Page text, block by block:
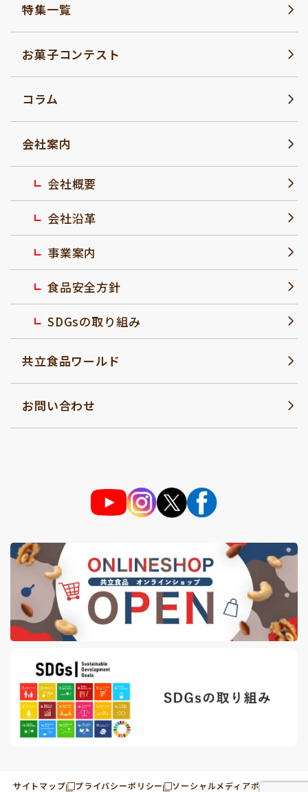
特集一覧
お菓子コンテスト
コラム
会社案内
会社概要
会社沿革
事業案内
食品安全方針
SDGsの取り組み
共立食品ワールド
お問い合わせ
サイトマップ プライバシーポリシー ソーシャルメディアポリシー